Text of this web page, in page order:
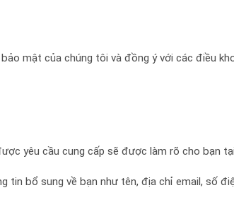
mật của chúng tôi và đồng ý với các điều
yêu cầu cung cấp sẽ được làm rõ cho bạn
bổ sung về bạn như tên, địa chỉ email, số